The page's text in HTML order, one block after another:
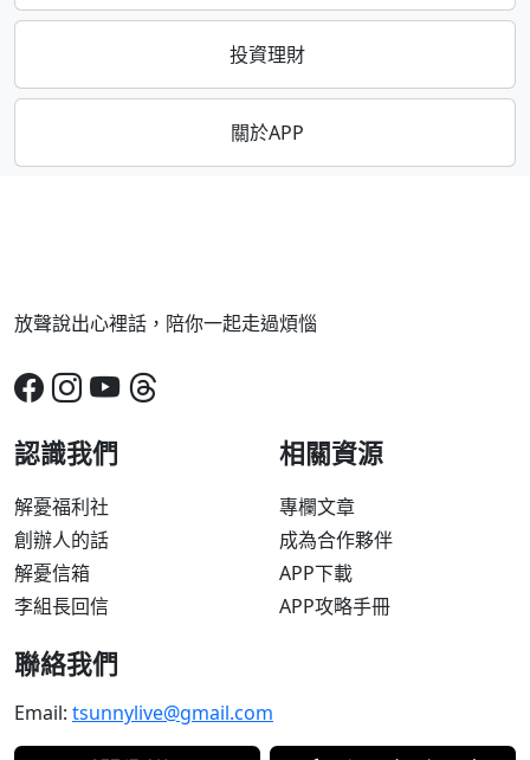
投資理財
關於APP
放聲說出心裡話，陪你一起走過煩惱
認識我們
解憂福利社
創辦人的話
解憂信箱
李組長回信
相關資源
專欄文章
成為合作夥伴
APP下載
APP攻略手冊
聯絡我們
Email: tsunnylive@gmail.com